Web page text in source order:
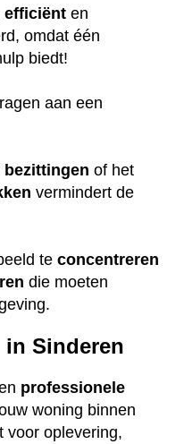
efficiënt en
omdat één
biedt!
aan een
bezittingen of het
vermindert de
te concentreren
die moeten
Sinderen
professionele
woning binnen
voor oplevering,